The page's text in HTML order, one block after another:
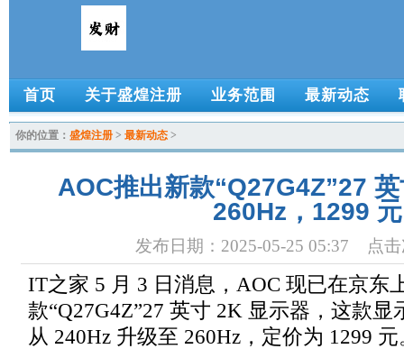
首页 关于盛煌注册 业务范围 最新动态
你的位置： 盛煌注册 > 最新动态 >
AOC推出新款“Q27G4Z”27
260Hz，1299 元
发布日期：2025-05-25 05:37 点击
IT之家 5 月 3 日消息，AOC 现已在京东
款“Q27G4Z”27 英寸 2K 显示器，这款
从 240Hz 升级至 260Hz，定价为 1299 元